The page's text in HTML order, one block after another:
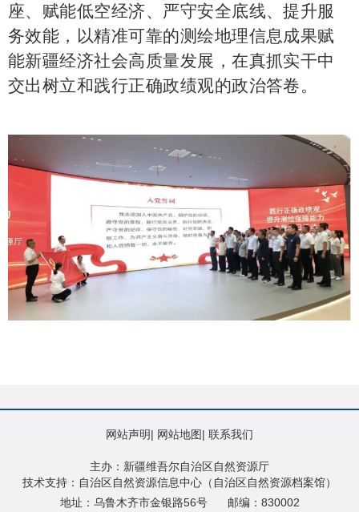
座、赋能低空经济、严守安全底线、提升服
务效能，以精准可靠的测绘地理信息成果赋
能新疆经济社会高质量发展，在真抓实干中
交出树立和践行正确政绩观的政治答卷。
网站声明| 网站地图| 联系我们
主办：新疆维吾尔自治区自然资源厅
技术支持：自治区自然资源信息中心（自治区自然资源档案馆）
地址：乌鲁木齐市金银路56号
邮编：830002